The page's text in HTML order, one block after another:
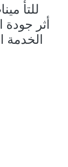
للتأ
الخدمة